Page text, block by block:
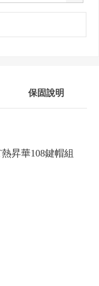
保固說明
昇華108鍵帽組